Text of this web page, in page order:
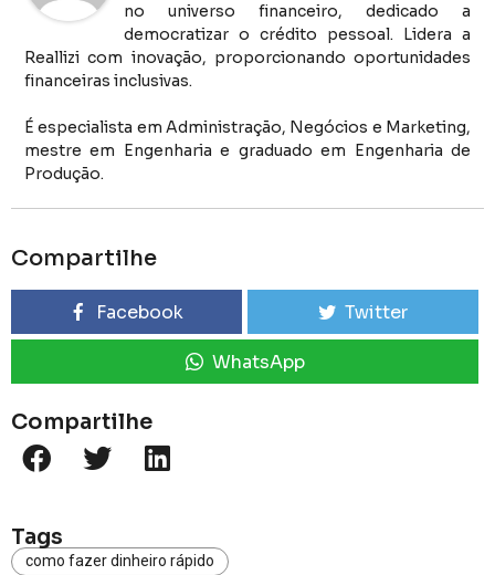
Compartilhe
Tags
como fazer dinheiro rápido
no universo financeiro, dedicado a
democratizar o crédito pessoal. Lidera a
Reallizi com inovação, proporcionando oportunidades
financeiras inclusivas.
É especialista em Administração, Negócios e Marketing,
mestre em Engenharia e graduado em Engenharia de
Produção.
Compartilhe
Facebook Twitter
WhatsApp